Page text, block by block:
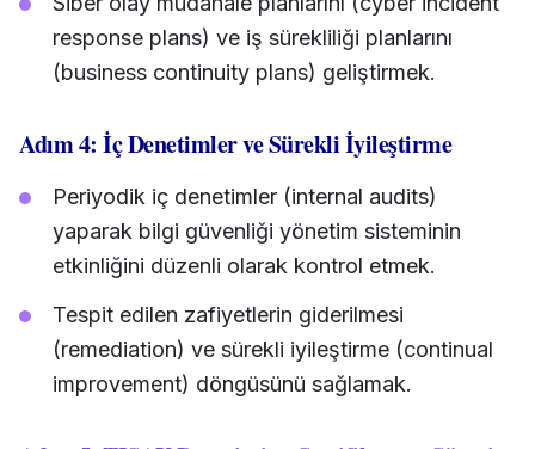
response plans) ve iş sürekliliği planlarını
(business continuity plans) geliştirmek.
Adım 4: İç Denetimler ve Sürekli İyileştirme
Periyodik iç denetimler (internal audits)
yaparak bilgi güvenliği yönetim sisteminin
etkinliğini düzenli olarak kontrol etmek.
Tespit edilen zafiyetlerin giderilmesi
(remediation) ve sürekli iyileştirme (continual
improvement) döngüsünü sağlamak.